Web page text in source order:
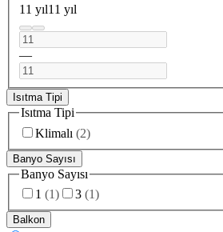
11 yıl11 yıl
—
Isıtma Tipi
Isıtma Tipi
Klimalı (2)
Banyo Sayısı
Banyo Sayısı
1 (1) 3 (1)
Balkon